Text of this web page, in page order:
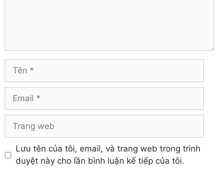
Hòa Bình
Hậu Giang
Hưng Yên
Khánh Hòa
Vĩnh Phúc
Tên
Email
Trang
Lưu tên của tôi, email, và trang web trong trình
duyệt này cho lần bình luận kế tiếp của tôi.